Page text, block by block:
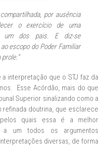
por ausência
o exercício de uma
um dos pais. E diz-se
escopo do Poder Familiar
interpretação que o STJ faz da
Esse Acórdão, mais do que
Superior sinalizando como a
doutrina, que esclarece
quais essa é a melhor
a um todos os argumentos
diversas, de forma